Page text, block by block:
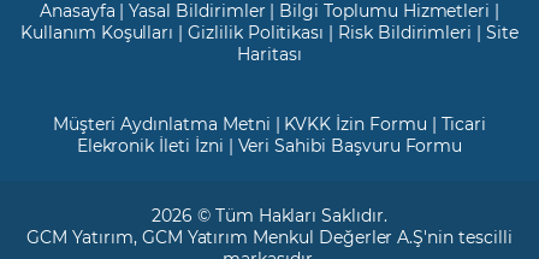
Anasayfa |Yasal Bildirimler | Bilgi Toplumu Hizmetleri |
Kullanım Koşulları |Gizlilik Politikası | Risk Bildirimleri |Site
Haritası
Müşteri Aydınlatma Metni | KVKK İzin Formu | Ticari
Elekronik İleti İzni | Veri Sahibi Başvuru Formu
2026 © Tüm Hakları Saklıdır.
GCM Yatırım, GCM Yatırım Menkul Değerler A.Ş'nin tescilli